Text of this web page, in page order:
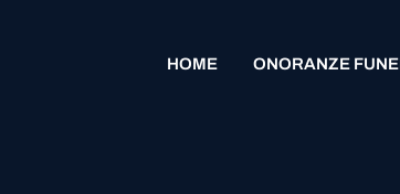
HOME ONORANZE